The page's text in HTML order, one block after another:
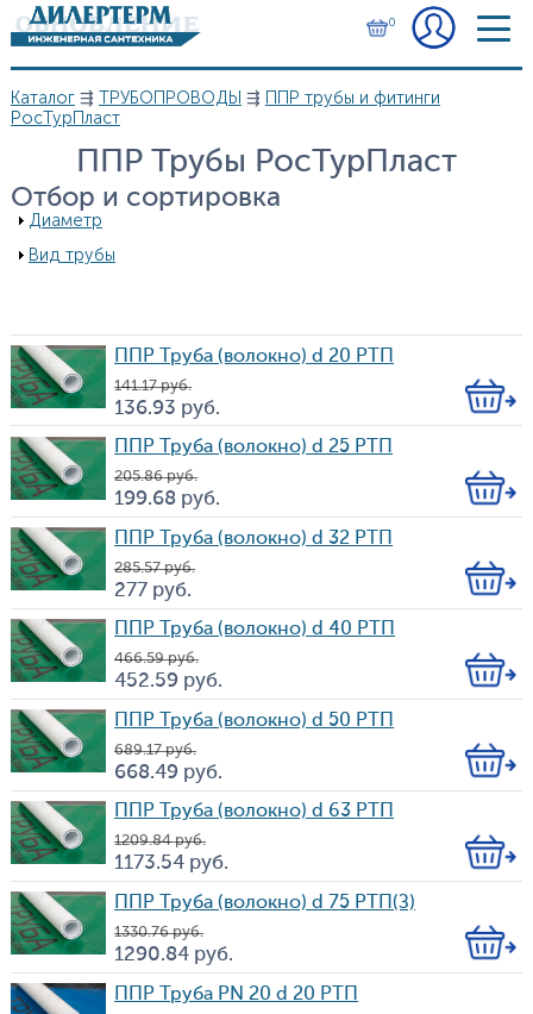
Перейти к основному содержанию
0
Вы здесь
Каталог⇶ ТРУБОПРОВОДЫ ⇶ ППР трубы и фитинги
РосТурПласт
ППР Трубы РосТурПласт
Отбор и сортировка
Показать
Диаметр
Показать
Вид трубы
ППР Труба (волокно) d 20 РТП
Цена
141.17 руб.
136.93 руб.
Кол-
во
ППР Труба (волокно) d 25 РТП
Цена
205.86 руб.
199.68 руб.
Кол-
во
ППР Труба (волокно) d 32 РТП
Цена
285.57 руб.
277 руб.
Кол-
во
ППР Труба (волокно) d 40 РТП
Цена
466.59 руб.
452.59 руб.
Кол-
во
ППР Труба (волокно) d 50 РТП
Цена
689.17 руб.
668.49 руб.
Кол-
во
ППР Труба (волокно) d 63 РТП
Цена
1 209.84 руб.
1 173.54 руб.
Кол-
во
ППР Труба (волокно) d 75 РТП(З)
Цена
1 330.76 руб.
1 290.84 руб.
Кол-
во
ППР Труба PN 20 d 20 РТП